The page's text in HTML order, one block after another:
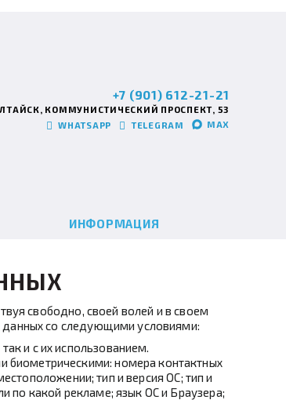
+7 (901) 612-21-21
КОММУНИСТИЧЕСКИЙ ПРОСПЕКТ, 53
WHATSAPP
TELEGRAM MAX
ИНФОРМАЦИЯ
свободно, своей волей и в своем
данных со следующими условиями:
и с их использованием.
биометрическими: номера контактных
тип и версия ОС; тип и
по какой рекламе; язык ОС и Браузера;